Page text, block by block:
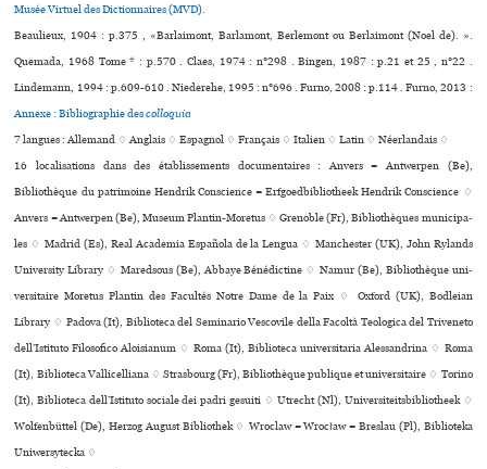
Musée Virtuel des Dictionnaires (MVD).
Beaulieux, 1904 : p.375 , «Barlaimont, Barlamont, Berlemont ou Berlaimont (Noel de). ».
Quemada, 1968 Tome * : p.570 . Claes, 1974 : n°298 . Bingen, 1987 : p.21 et 25 , n°22 .
Lindemann, 1994 : p.609-610 . Niederehe, 1995 : n°696 . Furno, 2008 : p.114 . Furno, 2013 :
Annexe : Bibliographie descolloquia
7 langues :Allemand ♢Anglais ♢Espagnol ♢Français ♢Italien ♢Latin ♢Néerlandais ♢
16 localisations dans des établissements documentaires : Anvers = Antwerpen (Be),
Bibliothèque du patrimoine Hendrik Conscience = Erfgoedbibliotheek Hendrik Conscience ♢
Anvers = Antwerpen (Be), Museum Plantin-Moretus ♢ Grenoble (Fr), Bibliothèques muni­ci­pa­
les ♢ Madrid (Es), Real Academia Española de la Lengua ♢ Manchester (UK), John Rylands
University Library ♢ Maredsous (Be), Abbaye Bénédictine ♢ Namur (Be), Bibliothèque uni­
ver­si­taire Moretus Plantin des Facultés Notre Dame de la Paix ♢ Oxford (UK), Bodleian
Library ♢ Padova (It), Biblioteca del Seminario Vescovile della Facoltà Teologica del Triveneto
dell’Istituto Filosofico Aloisianum ♢ Roma (It), Biblioteca uni­ver­si­ta­ria Alessandrina ♢ Roma
(It), Biblioteca Vallicelliana ♢ Strasbourg (Fr), Bibliothèque publi­que et uni­ver­si­taire ♢ Torino
(It), Biblioteca dell’Istituto sociale dei padri gesuiti ♢ Utrecht (Nl), Universiteitsbibliotheek ♢
Wolfenbüttel (De), Herzog August Bibliothek ♢ Wroclaw = Wrocław = Breslau (Pl), Biblioteka
Uniwersytecka ♢